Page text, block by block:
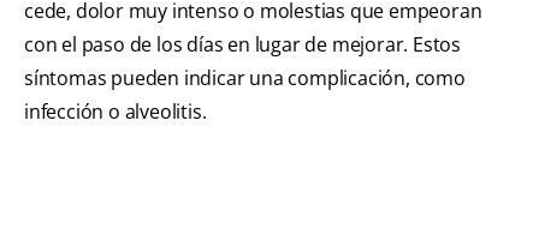
cede, dolor muy intenso o molestias que empeoran
con el paso de los días en lugar de mejorar. Estos
síntomas pueden indicar una complicación, como
infección o alveolitis.